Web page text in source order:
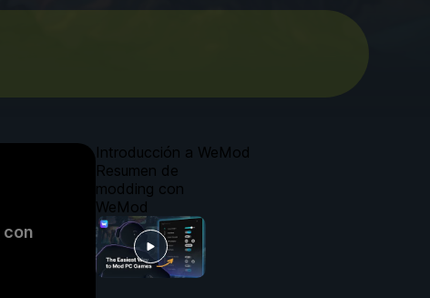
con
Introducción a WeMod
Resumen de
modding con
WeMod